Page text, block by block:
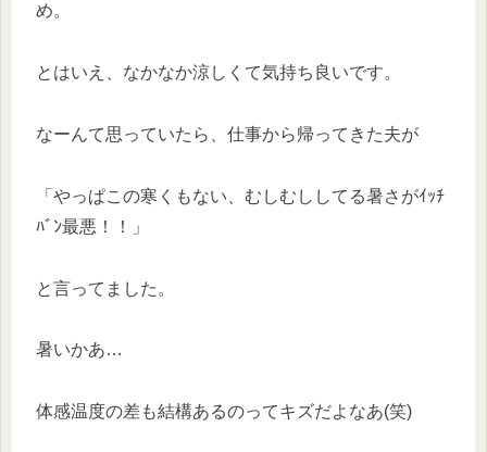
め。
とはいえ、なかなか涼しくて気持ち良いです。
なーんて思っていたら、仕事から帰ってきた夫が
「やっぱこの寒くもない、むしむししてる暑さがｲｯﾁ
ﾊﾞﾝ最悪！！」
と言ってました。
暑いかあ…
体感温度の差も結構あるのってキズだよなあ(笑)